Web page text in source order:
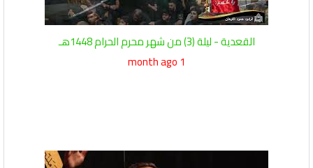
القعدية - ليلة (3) من شهر محرم الحرام 1448هـ
1 month ago